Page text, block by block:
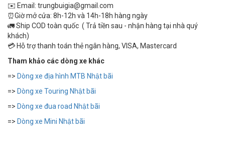
✉️ Email: trungbuigia@gmail.com
⏰Giờ mở cửa: 8h-12h và 14h-18h hàng ngày
🚛 Ship COD toàn quốc ( Trả tiền sau - nhận hàng tại nhà quý
khách)
💳 Hỗ trợ thanh toán thẻ ngân hàng, VISA, Mastercard
Tham khảo các dòng xe khác
=> Dòng xe địa hình MTB Nhật bãi
=> Dòng xe Touring Nhật bãi
=> Dòng xe đua road Nhật bãi
=> Dòng xe Mini Nhật bãi